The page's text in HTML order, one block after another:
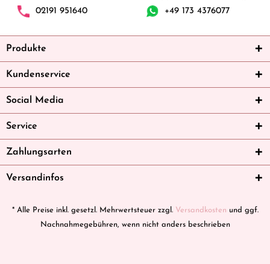
02191 951640
+49 173 4376077
Produkte
Kundenservice
Social Media
Service
Zahlungsarten
Versandinfos
* Alle Preise inkl. gesetzl. Mehrwertsteuer zzgl. Versandkosten und ggf.
Nachnahmegebühren, wenn nicht anders beschrieben